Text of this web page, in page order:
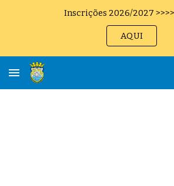
Inscrições 2026/2027 >>>>
AQUI